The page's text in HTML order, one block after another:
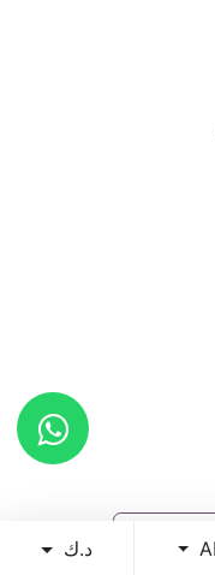
د.ك
اشترِ الآن